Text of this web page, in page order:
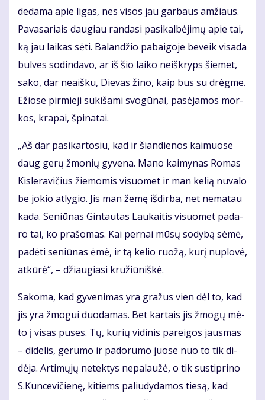
de­da­ma apie li­gas, nes vi­sos jau gar­baus am­žiaus.
Pa­va­sa­riais dau­giau ran­da­si pa­si­kal­bė­ji­mų apie tai,
ką jau lai­kas sė­ti. Ba­lan­džio pa­bai­go­je be­veik vi­sa­da
bul­ves so­din­da­vo, ar iš šio lai­ko ne­iš­kryps šie­met,
sa­ko, dar ne­aiš­ku, Die­vas ži­no, kaip bus su drėg­me.
Ežio­se pir­mie­ji su­ki­ša­mi svo­gū­nai, pa­sė­ja­mos mor­
kos, kra­pai, špi­na­tai.
„Aš dar pa­si­kar­to­siu, kad ir šian­die­nos kai­muo­se
daug ge­rų žmo­nių gy­ve­na. Ma­no kai­my­nas Ro­mas
Kis­le­ra­vi­čius žie­mo­mis vi­suo­met ir man ke­lią nu­va­lo
be jo­kio at­ly­gio. Jis man že­mę iš­dir­ba, net ne­ma­tau
ka­da. Se­niū­nas Gin­tau­tas Lau­kai­tis vi­suo­met pa­da­
ro tai, ko pra­šo­mas. Kai per­nai mū­sų so­dy­bą sė­mė,
pa­dė­ti se­niū­nas ėmė, ir tą ke­lio ruo­žą, ku­rį nu­plo­vė,
at­kū­rė“, – džiau­gia­si kru­žiū­niš­kė.
Sa­ko­ma, kad gy­ve­ni­mas yra gra­žus vien dėl to, kad
jis yra žmo­gui duo­da­mas. Bet kar­tais jis žmo­gų mė­
to į vi­sas pu­ses. Tų, ku­rių vi­di­nis pa­rei­gos jaus­mas
– di­de­lis, ge­ru­mo ir pa­do­ru­mo juo­se nuo to tik di­
dė­ja. Ar­ti­mų­jų ne­tek­tys ne­pa­lau­žė, o tik su­stip­ri­no
S.Kun­ce­vi­čie­nę, ki­tiems pa­liu­dy­da­mos tie­są, kad